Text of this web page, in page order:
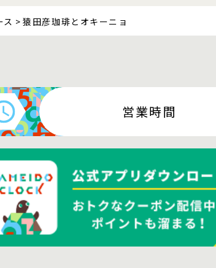
猿田彦珈琲とオキーニョ
営業時間